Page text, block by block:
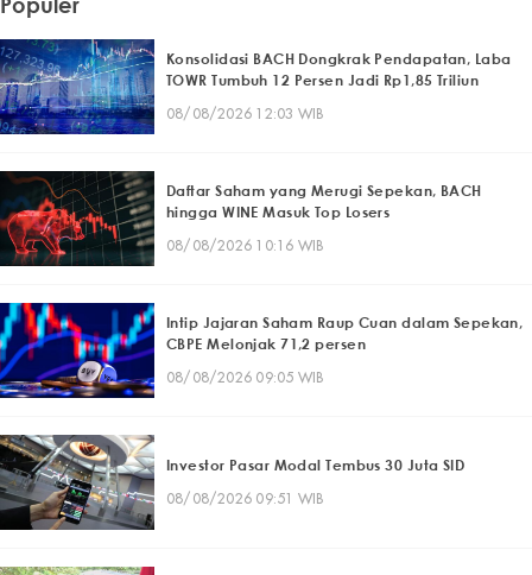
Konsolidasi BACH Dongkrak Pendapatan, Laba
TOWR Tumbuh 12 Persen Jadi Rp1,85 Triliun
08/08/2026 12:03 WIB
Daftar Saham yang Merugi Sepekan, BACH
hingga WINE Masuk Top Losers
08/08/2026 10:16 WIB
Intip Jajaran Saham Raup Cuan dalam Sepekan,
CBPE Melonjak 71,2 persen
08/08/2026 09:05 WIB
Investor Pasar Modal Tembus 30 Juta SID
08/08/2026 09:51 WIB